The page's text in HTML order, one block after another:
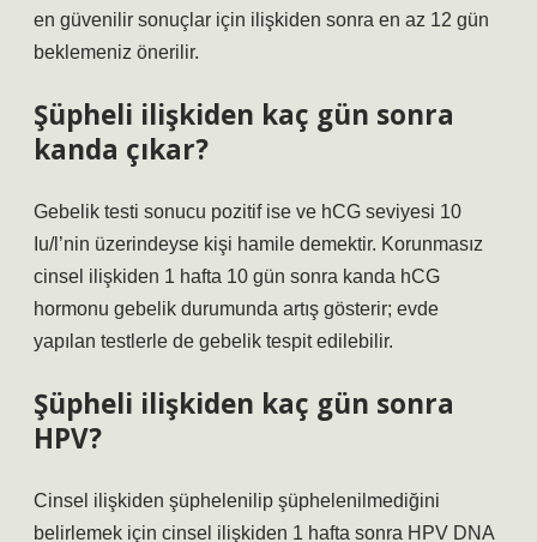
en güvenilir sonuçlar için ilişkiden sonra en az 12 gün
beklemeniz önerilir.
Şüpheli ilişkiden kaç gün sonra
kanda çıkar?
Gebelik testi sonucu pozitif ise ve hCG seviyesi 10
Iu/l’nin üzerindeyse kişi hamile demektir. Korunmasız
cinsel ilişkiden 1 hafta 10 gün sonra kanda hCG
hormonu gebelik durumunda artış gösterir; evde
yapılan testlerle de gebelik tespit edilebilir.
Şüpheli ilişkiden kaç gün sonra
HPV?
Cinsel ilişkiden şüphelenilip şüphelenilmediğini
belirlemek için cinsel ilişkiden 1 hafta sonra HPV DNA